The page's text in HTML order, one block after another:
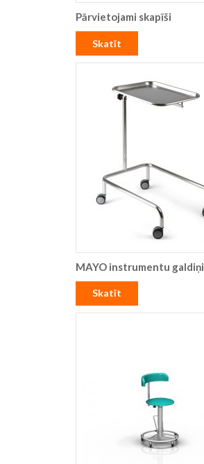
Pārvietojami skapīši
Skatīt
MAYO instrumentu galdiņi
Skatīt